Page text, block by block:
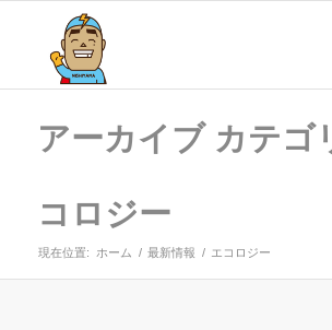
アーカイブ カテゴ
コロジー
現在位置: ホーム / 最新情報 / エコロジー